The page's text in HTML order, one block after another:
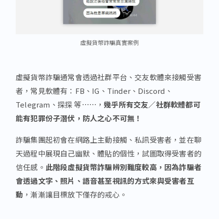
虛擬貨幣詐騙真實案例
虛擬貨幣詐騙通常會透過社群平台、交友軟體來接觸受害
者，常見軟體有：FB、IG、Tinder、Discord、
Telegram、探探 等⋯⋯，幾乎所有交友／社群軟體都可
能有犯罪份子潛伏，防人之心不可無！
詐騙集團起初會在網路上主動接觸、私訊受害者，並在聊
天過程中展現自己幽默、體貼的個性，試圖取得受害者的
信任感。 此階段虛擬貨幣詐騙辨別難度較高，因為詐騙者
會透過文字、照片、語音甚至視訊的方式來與受害者互
動 ，漸漸讓目標放下僅存的戒心。